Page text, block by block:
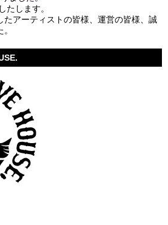
たします。
たアーティストの皆様、運営の皆様、誠